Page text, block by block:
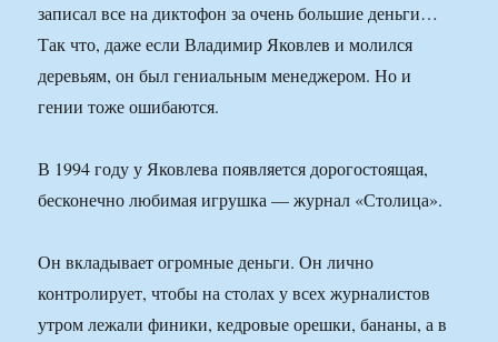
записал все на диктофон за очень большие деньги…
Так что, даже если Владимир Яковлев и молился
деревьям, он был гениальным менеджером. Но и
гении тоже ошибаются.
В 1994 году у Яковлева появляется дорогостоящая,
бесконечно любимая игрушка — журнал «Столица».
Он вкладывает огромные деньги. Он лично
контролирует, чтобы на столах у всех журналистов
утром лежали финики, кедровые орешки, бананы, а в